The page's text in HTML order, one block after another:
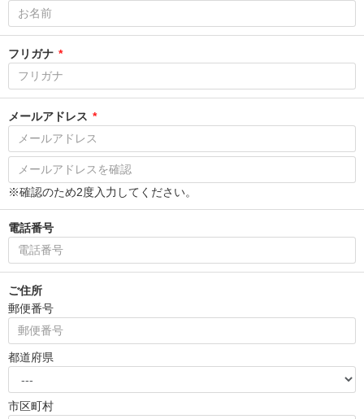
フリガナ *
メールアドレス *
※確認のため2度入力してください。
電話番号
ご住所
郵便番号
都道府県
市区町村